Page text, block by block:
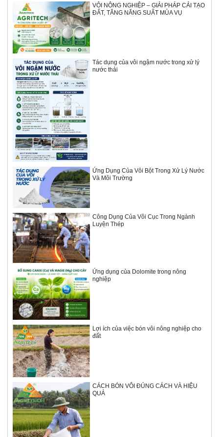
VÔI NÔNG NGHIỆP – GIẢI PHÁP CẢI TẠO
ĐẤT, TĂNG NĂNG SUẤT MÙA VỤ
Tác dụng của vôi ngậm nước trong xử lý
nước thải
Ứng Dụng Của Vôi Bột Trong Xử Lý Nước
Và Môi Trường
Công Dụng Của Vôi Cục Trong Ngành
Luyện Thép
Ứng dụng của Dolomite trong nông
nghiệp
Lợi ích của việc bón vôi nông nghiệp cho
đất
CÁCH BÓN VÔI ĐÚNG CÁCH VÀ HIỆU
QUẢ